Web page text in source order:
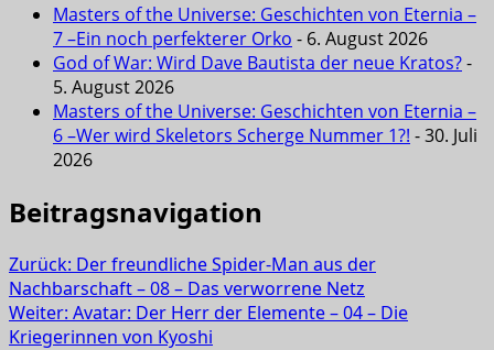
Masters of the Universe: Geschichten von Eternia –
7 –Ein noch perfekterer Orko - 6. August 2026
God of War: Wird Dave Bautista der neue Kratos?-
5. August 2026
Masters of the Universe: Geschichten von Eternia –
6 –Wer wird Skeletors Scherge Nummer 1?! - 30. Juli
2026
Beitragsnavigation
Zurück: Der freundliche Spider-Man aus der
Nachbarschaft – 08 – Das verworrene Netz
Weiter: Avatar: Der Herr der Elemente – 04 – Die
Kriegerinnen von Kyoshi